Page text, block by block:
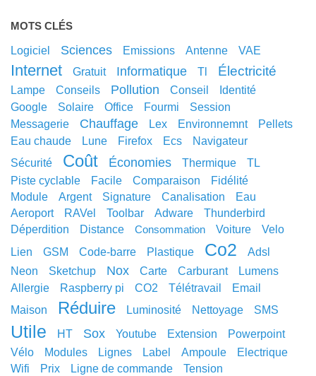
MOTS CLÉS
logiciel sciences emissions antenne VAE
internet gratuit informatique tl électricité
lampe conseils pollution conseil
identité
google
solaire office fourmi
session
messagerie
chauffage lex environnemnt
pellets
eau chaude
lune Firefox ecs
navigateur
sécurité
coût économies thermique
TL
piste cyclable
facile comparaison
fidélité
module
argent signature canalisation
eau
aeroport
RAVel toolbar adware
thunderbird
déperdition
distance consommation voiture
velo
lien
GSM code-barre plastique co2
adsl
neon
sketchup nox carte carburant
lumens
allergie
raspberry pi CO2 télétravail
email
maison
réduire luminosité nettoyage SMS
utile HT sox youtube extension
powerpoint
vélo
modules lignes label ampoule
electrique
wifi
prix ligne de commande tension